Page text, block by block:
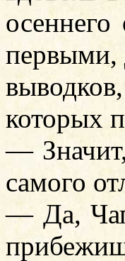
первыми,
которых
—
самого
— Да,